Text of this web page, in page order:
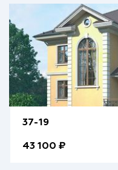
37-19
43 100 ₽